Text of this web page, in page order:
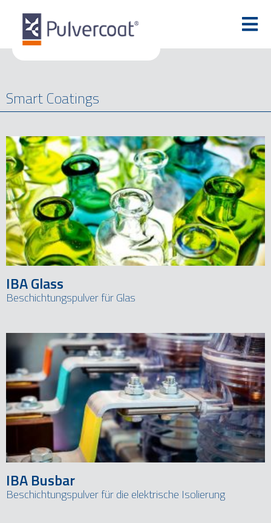
Smart Coatings
IBA Glass
Beschichtungspulver für Glas
IBA Busbar
Beschichtungspulver für die elektrische Isolierung